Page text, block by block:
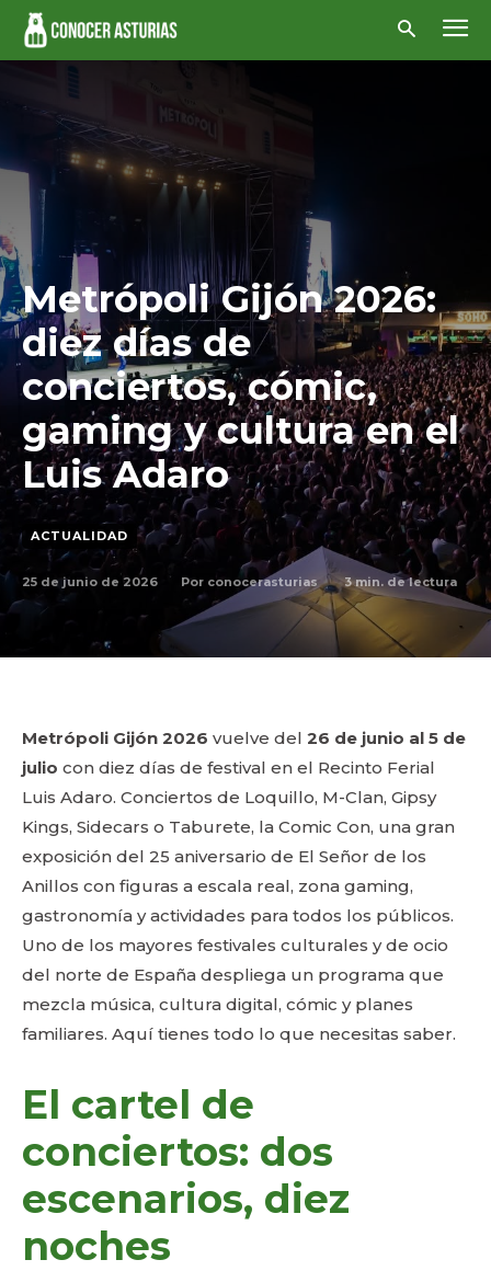
Metrópoli Gijón 2026:
diez días de
conciertos, cómic,
gaming y cultura en el
Luis Adaro
ACTUALIDAD
25 de junio de 2026 Por conocerasturias 3min. de lectura
Metrópoli Gijón 2026 vuelve del 26 de junio al 5 de
julio con diez días de festival en el Recinto Ferial
Luis Adaro. Conciertos de Loquillo, M-Clan, Gipsy
Kings, Sidecars o Taburete, la Comic Con, una gran
exposición del 25 aniversario de El Señor de los
Anillos con figuras a escala real, zona gaming,
gastronomía y actividades para todos los públicos.
Uno de los mayores festivales culturales y de ocio
del norte de España despliega un programa que
mezcla música, cultura digital, cómic y planes
familiares. Aquí tienes todo lo que necesitas saber.
El cartel de
conciertos: dos
escenarios, diez
noches